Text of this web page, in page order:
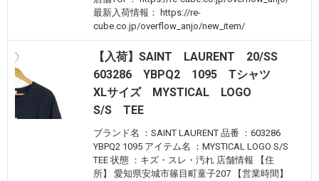
最新入荷情報： https://re-
cube.co.jp/overflow_anjo/new_item/
【入荷】SAINT LAURENT 20/SS
603286 YBPQ2 1095 Tシャツ
XLサイズ MYSTICAL LOGO
S/S TEE
ブランド名 ：SAINT LAURENT 品番 ：603286
YBPQ2 1095 アイテム名 ：MYSTICAL LOGO S/S
TEE 状態 ：キズ・スレ・汚れ 店舗情報 【住
所】 愛知県安城市篠目町童子207 【営業時間】